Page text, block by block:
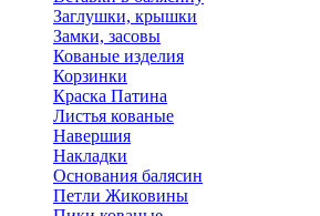
Заглушки, крышки
Замки, засовы
Кованые изделия
Корзинки
Краска Патина
Листья кованые
Навершия
Накладки
Основания балясин
Петли Жиковины